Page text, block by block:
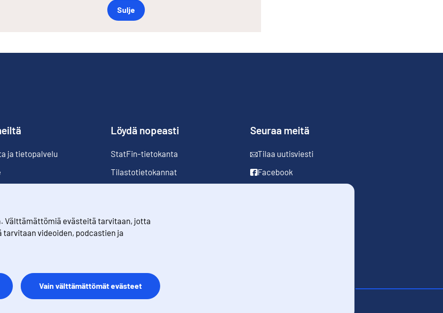
Välttämättömiä evästeitä tarvitaan, jotta
videoiden, podcastien ja
Vain välttämättömät evästeet
Sulje
ja tietopalvelu
Löydä nopeasti
StatFin-tietokanta
Tilastotietokannat
Rahanarvonmuunnin
Seuraa meitä
Tilaa uutisviesti
Facebook